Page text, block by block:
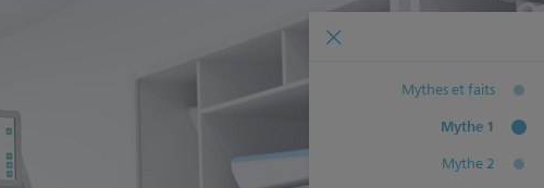
Mythes et faits
Mythe 1
Mythe 2